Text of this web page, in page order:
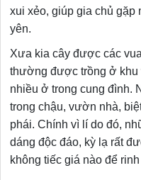
xui xẻo, giúp gia chủ gặp
yên.
Xưa kia cây được các
thường được trồng ở khu
nhiều ở trong cung đình.
trong chậu, vườn nhà,
phái. Chính vì lí do đó,
dáng độc đáo, kỳ lạ rất
không tiếc giá nào để